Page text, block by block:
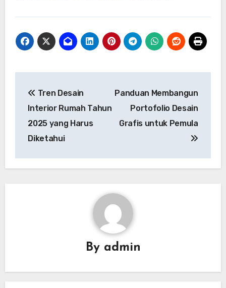
pos
Tren Desain
Interior Rumah Tahun
2025 yang Harus
Diketahui
Panduan Membangun
Portofolio Desain
Grafis untuk Pemula
By admin